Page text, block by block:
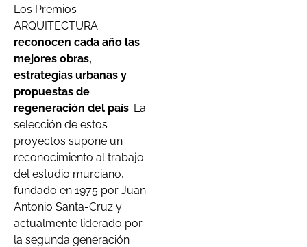
Los Premios
ARQUITECTURA
reconocen cada año las
mejores obras,
estrategias urbanas y
propuestas de
regeneración del país. La
selección de estos
proyectos supone un
reconocimiento al trabajo
del estudio murciano,
fundado en 1975 por Juan
Antonio Santa-Cruz y
actualmente liderado por
la segunda generación